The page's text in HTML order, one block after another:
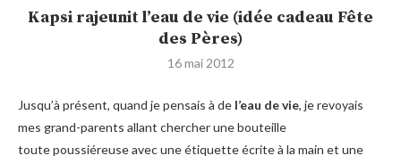
Kapsi rajeunit l’eau de vie (idée cadeau Fête
des Pères)
16 mai 2012
Jusqu’à présent, quand je pensais à de l’eau de vie, je revoyais
mes grand-parents allant chercher une bouteille
toute poussiéreuse avec une étiquette écrite à la main et une